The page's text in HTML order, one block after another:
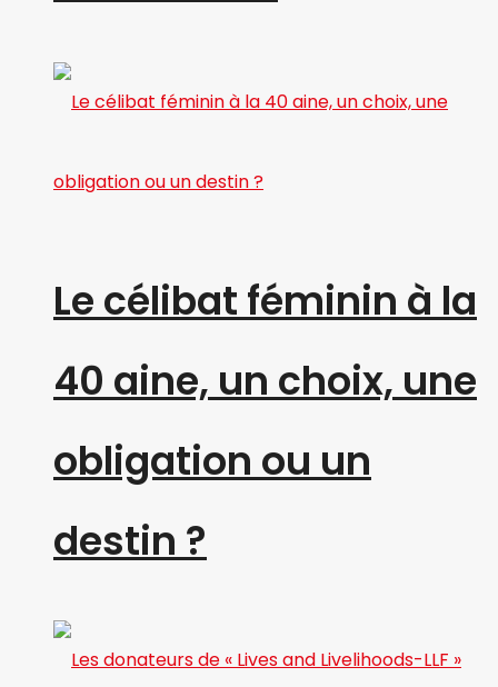
Le célibat féminin à la
40 aine, un choix, une
obligation ou un
destin ?